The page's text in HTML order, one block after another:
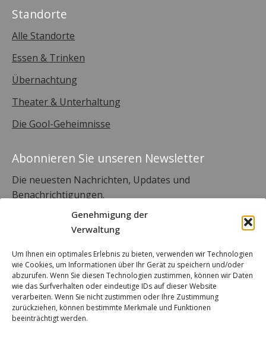
Genehmigung der
Verwaltung
Um Ihnen ein optimales Erlebnis zu bieten, verwenden wir Technologien
wie Cookies, um Informationen über Ihr Gerät zu speichern und/oder
abzurufen. Wenn Sie diesen Technologien zustimmen, können wir Daten
wie das Surfverhalten oder eindeutige IDs auf dieser Website
verarbeiten. Wenn Sie nicht zustimmen oder Ihre Zustimmung
zurückziehen, können bestimmte Merkmale und Funktionen
beeinträchtigt werden.
Standorte
Alle Standorte
Essen & Trinken
Übernachtung
Theater & Unterhaltung
Die Gool-Geheimnisse
Abonnieren Sie unseren Newsletter
Die neuesten Nachrichten, Updates und
Benachrichtigungen.